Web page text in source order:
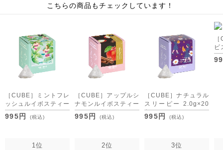
こちらの商品もチェックしています！
［CUBE］ミントフレ
ッシュルイボスティー
2.0g×20包
995円 (税込)
［CUBE］アップルシ
ナモンルイボスティー
2.0g×20包
995円 (税込)
［CUBE］ナチュラル
スリーピー 2.0g×20
包
995円 (税込)
ビ
ー
1位 2位 3位